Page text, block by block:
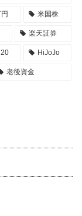
米国株
楽天証券
HiJoJo
老後資金